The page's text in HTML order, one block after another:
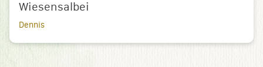
Wiesensalbei
Dennis